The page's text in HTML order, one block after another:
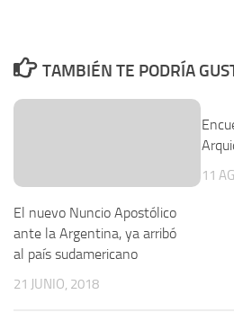
TAMBIÉN TE PODRÍA
El nuevo Nuncio Apostólico
ante la Argentina, ya arribó
al país sudamericano
21 JUNIO, 2018
11